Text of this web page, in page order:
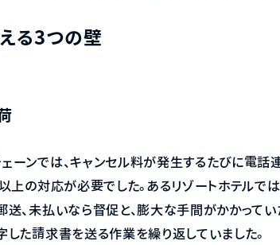
る3つの壁
ーンでは、キャンセル料が発生するたびに電話
上の対応が必要でした。あるリゾートホテルで
送、未払いなら督促と、膨大な手間がかかって
した請求書を送る作業を繰り返していました。